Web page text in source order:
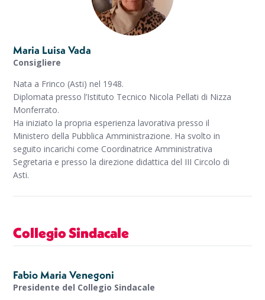
Maria Luisa Vada
Consigliere
Nata a Frinco (Asti) nel 1948.
Diplomata presso l’Istituto Tecnico Nicola Pellati di Nizza
Monferrato.
Ha iniziato la propria esperienza lavorativa presso il
Ministero della Pubblica Amministrazione. Ha svolto in
seguito incarichi come Coordinatrice Amministrativa
Segretaria e presso la direzione didattica del III Circolo di
Asti.
Collegio Sindacale
Fabio Maria Venegoni
Presidente del Collegio Sindacale